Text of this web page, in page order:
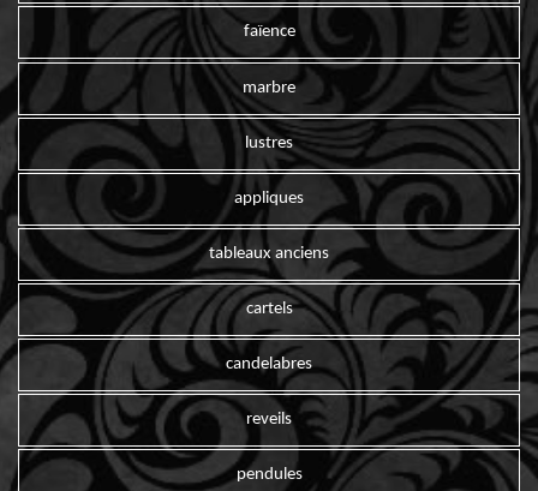
faïence
marbre
lustres
appliques
tableaux anciens
cartels
candelabres
reveils
pendules